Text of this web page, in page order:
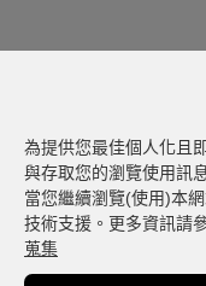
客服
建議瀏覽器版本
為提供您最佳個人化且
與存取您的瀏覽使用訊
當您繼續瀏覽(使用)本
技術支援。更多資訊請
蒐集